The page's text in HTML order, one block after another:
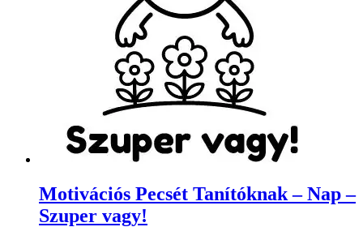
Motivációs Pecsét Tanítóknak – Nap –
Szuper vagy!